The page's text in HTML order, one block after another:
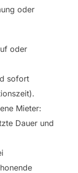
oder
oder
sofort
Mieter:
Dauer und